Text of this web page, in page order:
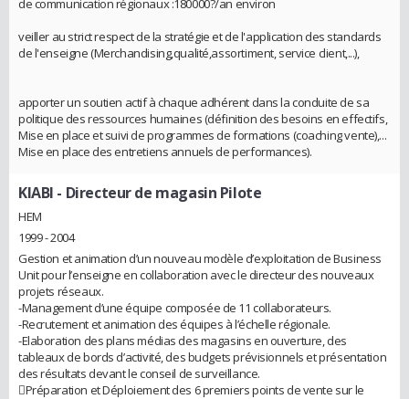
de communication régionaux :180000?/an environ
veiller au strict respect de la stratégie et de l'application des standards
de l'enseigne (Merchandising,qualité,assortiment, service client,...),
apporter un soutien actif à chaque adhérent dans la conduite de sa
politique des ressources humaines (définition des besoins en effectifs,
Mise en place et suivi de programmes de formations (coaching vente),...
Mise en place des entretiens annuels de performances).
KIABI - Directeur de magasin Pilote
HEM
1999 - 2004
Gestion et animation d’un nouveau modèle d’exploitation de Business
Unit pour l’enseigne en collaboration avec le directeur des nouveaux
projets réseaux.
-Management d’une équipe composée de 11 collaborateurs.
-Recrutement et animation des équipes à l’échelle régionale.
-Elaboration des plans médias des magasins en ouverture, des
tableaux de bords d’activité, des budgets prévisionnels et présentation
des résultats devant le conseil de surveillance.
Préparation et Déploiement des 6 premiers points de vente sur le